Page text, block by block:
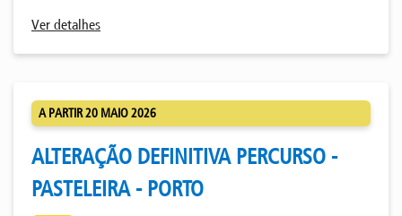
Ver detalhes
A PARTIR 20 MAIO 2026
ALTERAÇÃO DEFINITIVA PERCURSO -
PASTELEIRA - PORTO